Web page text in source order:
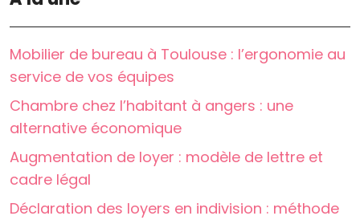
Mobilier de bureau à Toulouse : l’ergonomie au
service de vos équipes
Chambre chez l’habitant à angers : une
alternative économique
Augmentation de loyer : modèle de lettre et
cadre légal
Déclaration des loyers en indivision : méthode